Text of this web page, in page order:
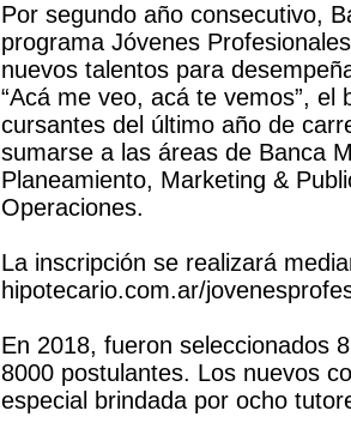
Por segundo año consecutivo,
programa Jóvenes
nuevos talentos para
“Acá me veo, acá te vemos”,
cursantes del último año de
sumarse a las áreas de Banca
Planeamiento, Marketing &
Operaciones.
La inscripción se realizará
hipotecario.com.ar/
En 2018, fueron seleccionados
8000 postulantes. Los nuevos
especial brindada por ocho